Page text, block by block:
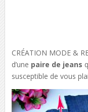
CRÉATION MODE &
d’une paire de jeans
susceptible de vous